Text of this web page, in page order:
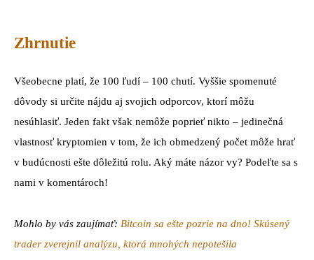
Zhrnutie
Všeobecne platí, že 100 ľudí – 100 chutí. Vyššie spomenuté
dôvody si určite nájdu aj svojich odporcov, ktorí môžu
nesúhlasiť. Jeden fakt však nemôže poprieť nikto – jedinečná
vlastnosť kryptomien v tom, že ich obmedzený počet môže hrať
v budúcnosti ešte dôležitú rolu. Aký máte názor vy? Podeľte sa s
nami v komentároch!
Mohlo by vás zaujímať: Bitcoin sa ešte pozrie na dno! Skúsený
trader zverejnil analýzu, ktorá mnohých nepotešila